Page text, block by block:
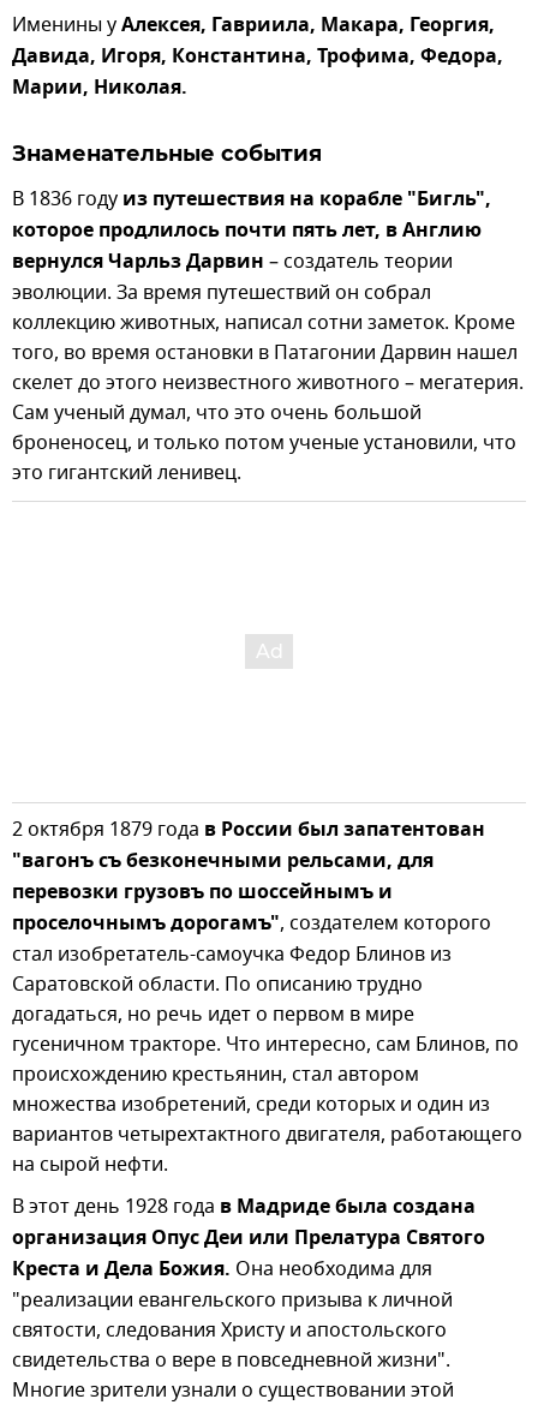
Именины уАлексея, Гавриила, Макара, Георгия,
Давида, Игоря, Константина, Трофима, Федора,
Марии, Николая.
Знаменательные события
В 1836 году из путешествия на корабле "Бигль",
которое продлилось почти пять лет, в Англию
вернулся Чарльз Дарвин – создатель теории
эволюции. За время путешествий он собрал
коллекцию животных, написал сотни заметок. Кроме
того, во время остановки в Патагонии Дарвин нашел
скелет до этого неизвестного животного – мегатерия.
Сам ученый думал, что это очень большой
броненосец, и только потом ученые установили, что
это гигантский ленивец.
2 октября 1879 года в России был запатентован
"вагонъ съ безконечными рельсами, для
перевозки грузовъ по шоссейнымъ и
проселочнымъ дорогамъ", создателем которого
стал изобретатель-самоучка Федор Блинов из
Саратовской области. По описанию трудно
догадаться, но речь идет о первом в мире
гусеничном тракторе. Что интересно, сам Блинов, по
происхождению крестьянин, стал автором
множества изобретений, среди которых и один из
вариантов четырехтактного двигателя, работающего
на сырой нефти.
В этот день 1928 года в Мадриде была создана
организация Опус Деи или Прелатура Святого
Креста и Дела Божия. Она необходима для
"реализации евангельского призыва к личной
святости, следования Христу и апостольского
свидетельства о вере в повседневной жиз­ни".
Многие зрители узнали о существовании этой